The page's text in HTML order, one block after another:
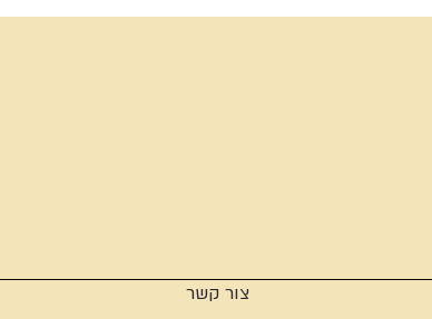
צור קשר